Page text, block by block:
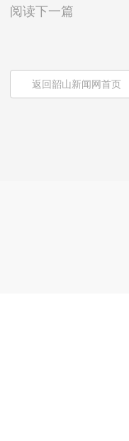
阅读下一篇
返回韶山新闻网首页